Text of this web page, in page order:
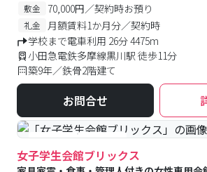
敷金 70,000円／契約時お預り
礼金
月額賃料1か月分／契約時
学校まで電車利用 26分 4475m
小田急電鉄多摩線黒川駅 徒歩11分
築9年／鉄骨2階建て
お問合せ
#食事付き #女性専用
女子学生会館ブリックス